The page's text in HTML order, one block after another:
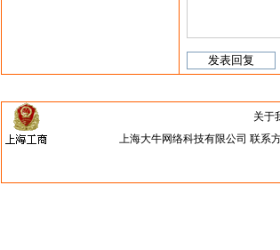
关于
上海大牛网络科技有限公司 联系